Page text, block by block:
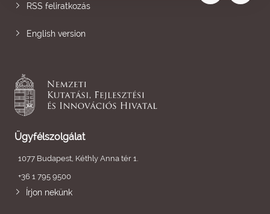
RSS feliratkozás
English version
Ügyfélszolgálat
1077 Budapest, Kéthly Anna tér 1.
+36 1 795 9500
Írjon nekünk